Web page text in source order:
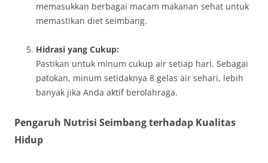
memasukkan berbagai macam makanan sehat untuk
memastikan diet seimbang.
Hidrasi yang Cukup:
Pastikan untuk minum cukup air setiap hari. Sebagai
patokan, minum setidaknya 8 gelas air sehari, lebih
banyak jika Anda aktif berolahraga.
Pengaruh Nutrisi Seimbang terhadap Kualitas
Hidup